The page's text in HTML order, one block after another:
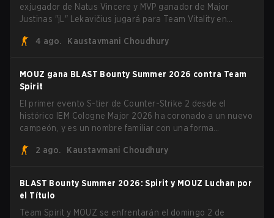
exjugador de Natus Vincere y MVP ganador de Major
Justinas "jL" Lekavičius jugará para Team Vitality en
lituano dio la noticia él mismo en stream, bromeando:
burlándose del head coach de Vitality Rémy "XTQZZZ"
Quoniam en el proceso.
4 ago. Kaustavmani Choudhury
MOUZ gana BLAST Bounty Summer 2026 contra Team
Spirit
El primer evento S-tier de Counter-Strike 2 desde el
histórico IEM Cologne Major 2026 ha coronado a un nuevo
campeón, y es un nombre familiar con una forma
roster y cambios de roles, arrolló a Team Spirit en una
2 ago. Kaustavmani Choudhury
BLAST Bounty Summer 2026: Spirit y MOUZ Luchan por
el Título
Team Spirit y MOUZ se enfrentarán el domingo 2 de